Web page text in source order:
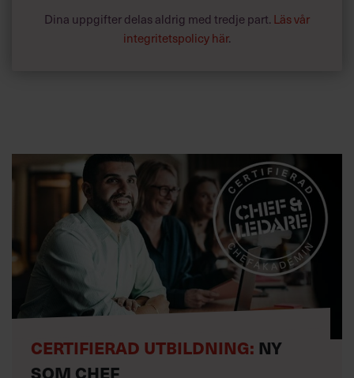
mera än en dirigerande.
Dina uppgifter delas aldrig med tredje part. Läs vår
integritetspolicy här.
CERTIFIERAD UTBILDNING: NY